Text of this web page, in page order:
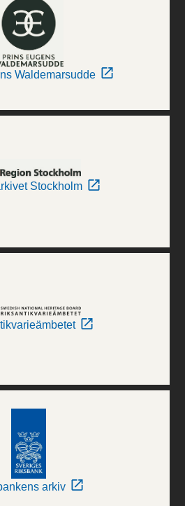
Waldemarsudde
Stockholm
arkiv